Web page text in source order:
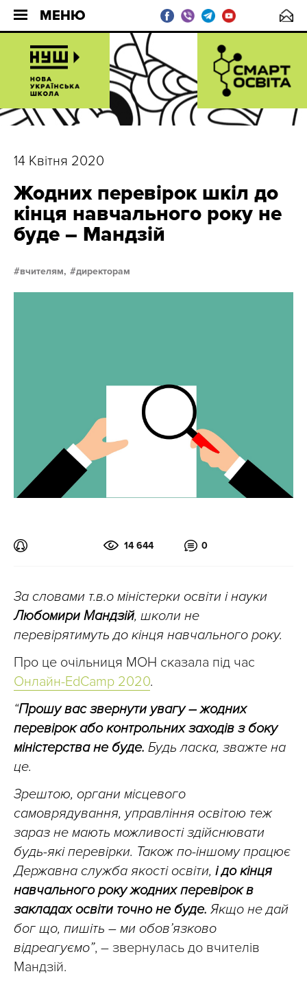
МЕНЮ
14 Квітня 2020
Жодних перевірок шкіл до
кінця навчального року не
буде – Мандзій
вчителям, директорам
14 644 0
За словами т.в.о міністерки освіти і науки
Любомири Мандзій, школи не
перевірятимуть до кінця навчального року.
Про це очільниця МОН сказала під час
Онлайн-EdCamp 2020.
“Прошу вас звернути увагу – жодних
перевірок або контрольних заходів з боку
міністерства не буде. Будь ласка, зважте на
це.
Зрештою, органи місцевого
самоврядування, управління освітою теж
зараз не мають можливості здійснювати
будь-які перевірки. Також по-іншому працює
Державна служба якості освіти, і до кінця
навчального року жодних перевірок в
закладах освіти точно не буде. Якщо не дай
бог що, пишіть – ми обов’язково
відреагуємо”, – звернулась до вчителів
Мандзій.